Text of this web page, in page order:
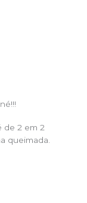
de 2 em 2
queimada.